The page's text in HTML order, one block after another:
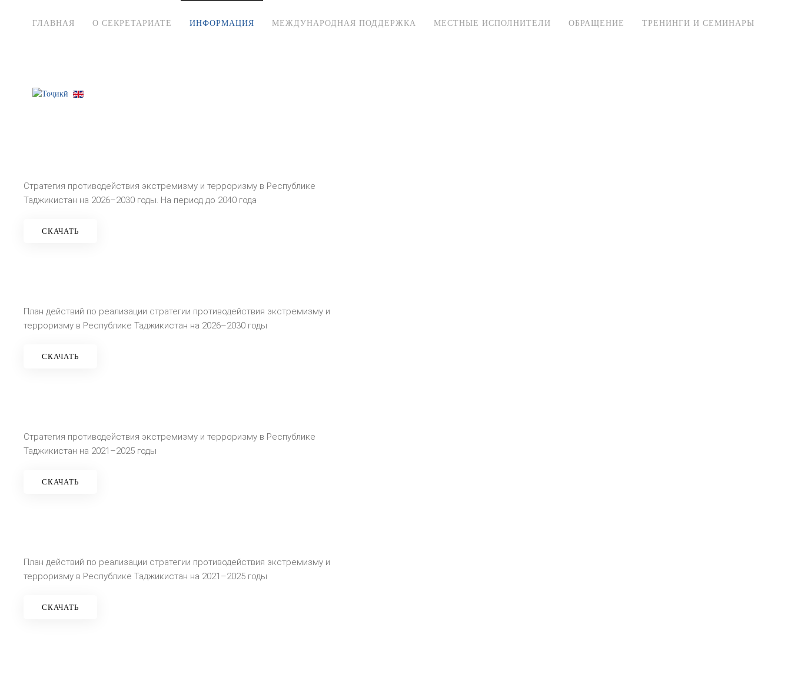
ГЛАВНАЯ О СЕКРЕТАРИАТЕ ИНФОРМАЦИЯ МЕЖДУНАРОДНАЯ ПОДДЕРЖКА МЕСТНЫЕ ИСПОЛНИТЕЛИ ОБРАЩЕНИЕ ТРЕНИНГИ И СЕМИНАРЫ
Стратегия противодействия экстремизму и терроризму в Республике
Таджикистан на 2026–2030 годы. На период до 2040 года
СКАЧАТЬ
План действий по реализации стратегии противодействия экстремизму и
терроризму в Республике Таджикистан на 2026–2030 годы
СКАЧАТЬ
Стратегия противодействия экстремизму и терроризму в Республике
Таджикистан на 2021–2025 годы
СКАЧАТЬ
План действий по реализации стратегии противодействия экстремизму и
терроризму в Республике Таджикистан на 2021–2025 годы
СКАЧАТЬ